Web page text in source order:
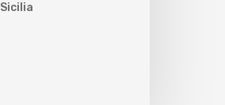
Sicilia